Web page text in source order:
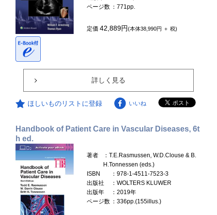
ページ数 ：771pp.
定価42,889円(本体38,990円 ＋ 税)
詳しく見る
ほしいものリストに登録 いいね
Handbook of Patient Care in Vascular Diseases, 6t
h ed.
著者
：T.E.Rasmussen, W.D.Clouse & B.
H.Tonnessen (eds.)
ISBN
：978-1-4511-7523-3
出版社
：WOLTERS KLUWER
出版年
：2019年
ページ数 ：336pp.(155illus.)